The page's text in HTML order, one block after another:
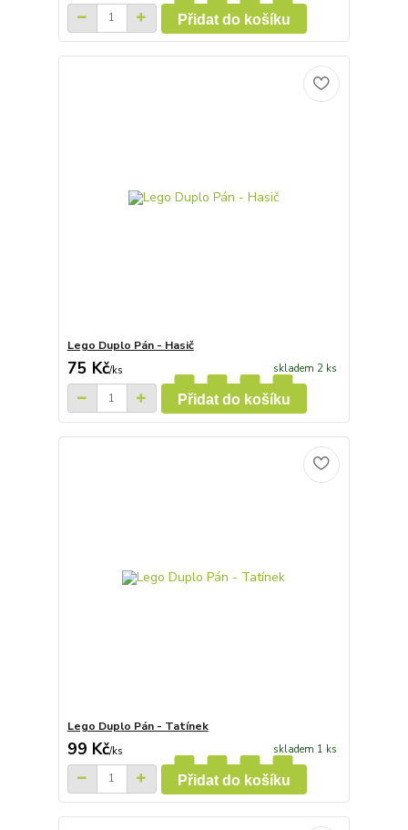
Přidat do košíku
Lego Duplo Pán - Hasič
75 Kč/ks skladem 2 ks
Přidat do košíku
Lego Duplo Pán - Tatínek
99 Kč/ks skladem 1 ks
Přidat do košíku